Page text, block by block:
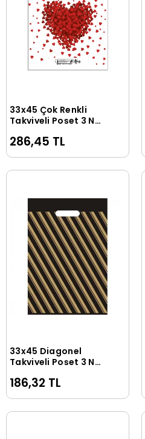
Sepete Ekle
33x45 Çok Renkli
Takviyeli Poşet 3 NO(
286,45 TL
Sepete Ekle
33x45 Diagonel
Takviyeli Poşet 3 NO(
186,32 TL